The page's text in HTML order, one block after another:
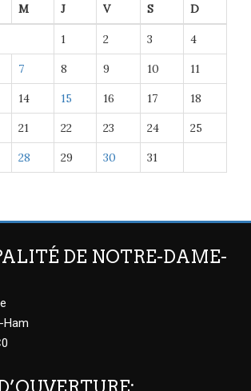
M J V S D
1 2 3 4
7 8 9 10 11
14 15 16 17 18
21 22 23 24 25
28 29 30 31
DE NOTRE-DAME-
Ham